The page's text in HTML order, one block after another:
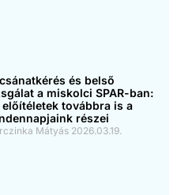
és belső
a miskolci SPAR-ban:
előítéletek továbbra is a
részei
Mátyás 2026.03.19.